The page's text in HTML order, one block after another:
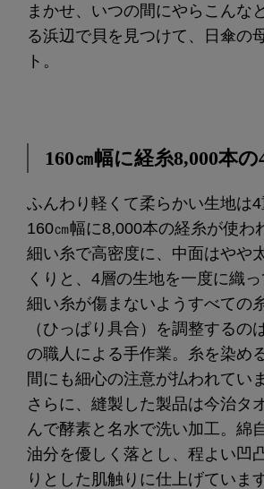
まかせ、いつの間にやらこんな
る浜辺で貝を見つけて、日傘の
ト。
160㎝幅に経糸8,000本
ふんわり軽くて柔らかい生地は4
160㎝幅に8,000本の経糸が使わ
細い糸で高密度に、中面はやや
くりと、4層の生地を一度に織っ
細い糸が傷まないようすべての
（ひっぱり具合）を調整するの
の職人による手作業。糸を染め
間にも細心の注意が払われてい
さらに、縫製した製品は今治タ
んで酵素と名水で洗い加工。綿
油分を優しく落とし、程よい凹
りとした肌触りに仕上げています